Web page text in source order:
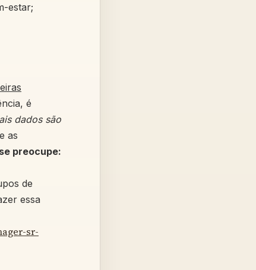
estar;
é
dados são
as
preocupe:
de
essa
sr-